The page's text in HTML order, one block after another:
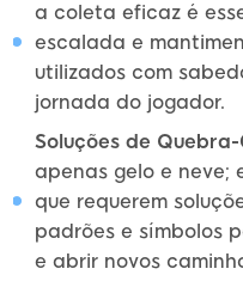
a coleta eficaz é
escalada e
utilizados com
jornada do jogador.
Soluções de
apenas gelo e neve;
que requerem
padrões e símbolos
e abrir novos